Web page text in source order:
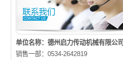
单位名称：德州启力传动机械有限公司
销售一部：0534-2642819